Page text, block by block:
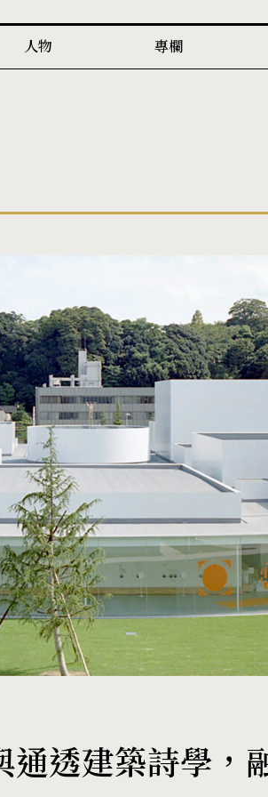
人物 專欄
透建築詩學，